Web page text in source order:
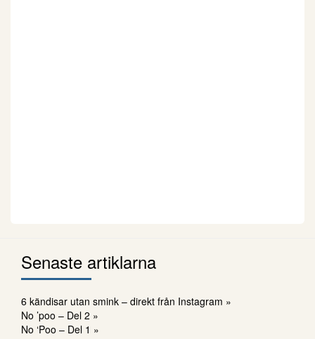
Senaste artiklarna
6 kändisar utan smink – direkt från Instagram »
No ’poo – Del 2 »
No ‘Poo – Del 1 »